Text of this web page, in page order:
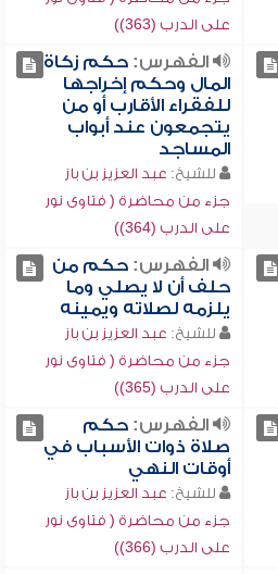
على الدرب (363))
الفهرس:حكم زكاة
المال وحكم إخراجها
للفقراء الأقارب أو من
يتجمعون عند أبواب
المساجد
للشيخ: عبد العزيز بن باز
جزء من محاضرة ( فتاوى نور
على الدرب (364))
الفهرس:حكم من
حلف أن لا يصلي وما
يلزمه لصلاته ويمينه
للشيخ: عبد العزيز بن باز
جزء من محاضرة ( فتاوى نور
على الدرب (365))
الفهرس:حكم
صلاة ذوات الأسباب في
أوقات النهي
للشيخ: عبد العزيز بن باز
جزء من محاضرة ( فتاوى نور
على الدرب (366))